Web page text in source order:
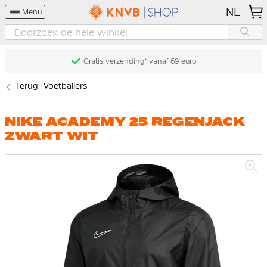
Menu NL
Gratis verzending* vanaf 69 euro
Terug Voetballers
NIKE ACADEMY 25 REGENJACK
ZWART WIT